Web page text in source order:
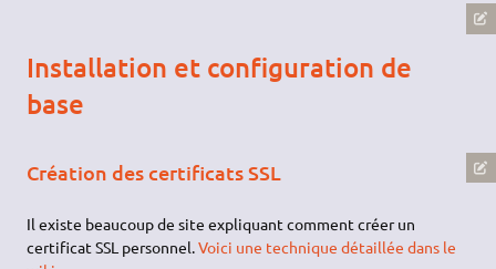
Installation et configuration de
base
Création des certificats SSL
Il existe beaucoup de site expliquant comment créer un
certificat SSL personnel.Voici une technique détaillée dans le